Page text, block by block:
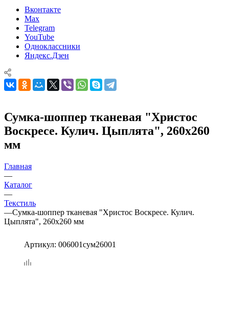
Вконтакте
Max
Telegram
YouTube
Одноклассники
Яндекс.Дзен
Сумка-шоппер тканевая "Христос
Воскресе. Кулич. Цыплята", 260х260
мм
Главная
—
Каталог
—
Текстиль
—Сумка-шоппер тканевая "Христос Воскресе. Кулич.
Цыплята", 260х260 мм
Артикул: 006001сум26001